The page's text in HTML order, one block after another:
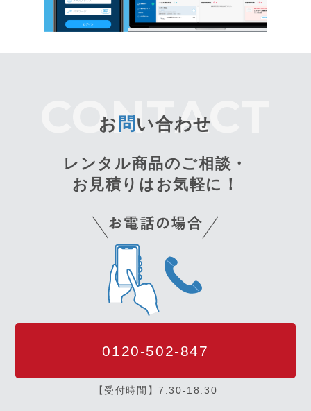
お 問 い合わせ
レンタル商品のご相談・
お見積りはお気軽に！
0120-502-847
【受付時間】7:30-18:30